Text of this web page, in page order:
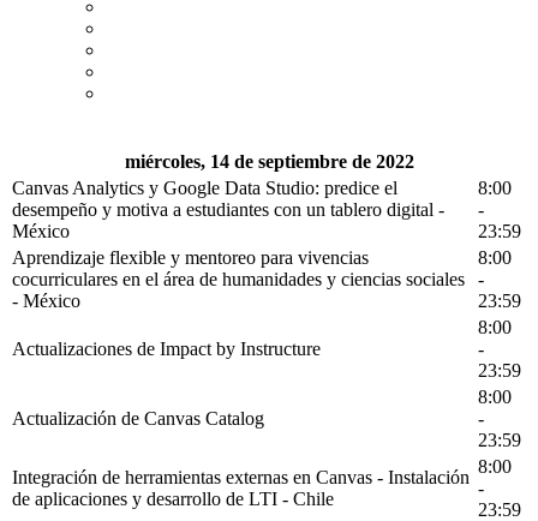
miércoles, 14 de septiembre de 2022
Canvas Analytics y Google Data Studio: predice el
desempeño y motiva a estudiantes con un tablero digital -
México
8:00
-
23:59
Aprendizaje flexible y mentoreo para vivencias
cocurriculares en el área de humanidades y ciencias sociales
- México
8:00
-
23:59
Actualizaciones de Impact by Instructure
8:00
-
23:59
Actualización de Canvas Catalog
8:00
-
23:59
Integración de herramientas externas en Canvas - Instalación
de aplicaciones y desarrollo de LTI - Chile
8:00
-
23:59